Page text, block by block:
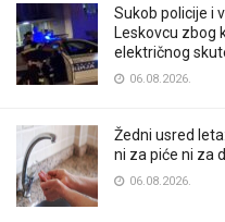
Sukob policije i
Leskovcu zbog
električnog
06.08.2026.
Žedni usred
ni za piće ni za
06.08.2026.